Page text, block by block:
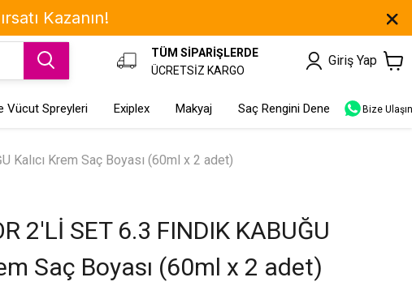
TÜM SİPARİŞLERDE
ÜCRETSİZ KARGO
Giriş Yap
Vücut Spreyleri Exiplex Makyaj Saç Rengini Dene Bize Ulaşın
Kalıcı Krem Saç Boyası (60ml x 2 adet)
2'Lİ SET 6.3 FINDIK KABUĞU
Saç Boyası (60ml x 2 adet)
Kazanın!